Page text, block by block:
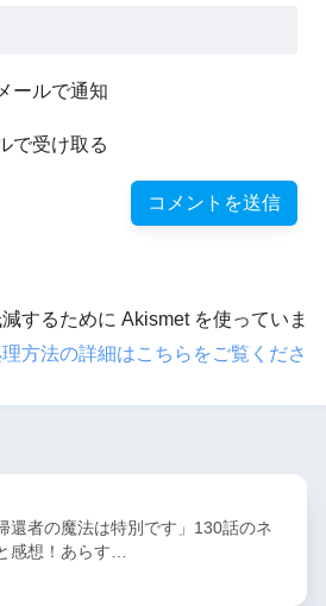
ールで通知
で受け取る
するために Akismet を使っていま
方法の詳細はこちらをご覧くださ
還者の魔法は特別です」130話のネ
感想！あらす…